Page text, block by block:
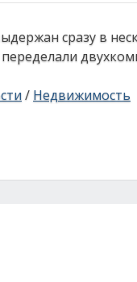
сразу в
/ Недвижимость